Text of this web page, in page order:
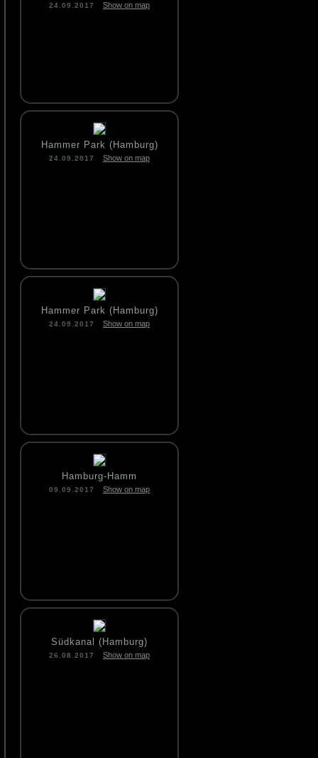
24.09.2017 Show on map
Hammer Park (Hamburg)
24.09.2017 Show on map
Hammer Park (Hamburg)
24.09.2017 Show on map
Hamburg-Hamm
09.09.2017 Show on map
Südkanal (Hamburg)
26.08.2017 Show on map